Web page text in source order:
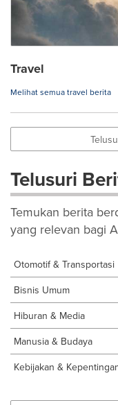
Travel
Melihat semua travel berita
Telusuri
Temukan berita
yang relevan bagi
Otomotif & Transportasi
Bisnis Umum
Hiburan & Media
Manusia & Budaya
Kebijakan &